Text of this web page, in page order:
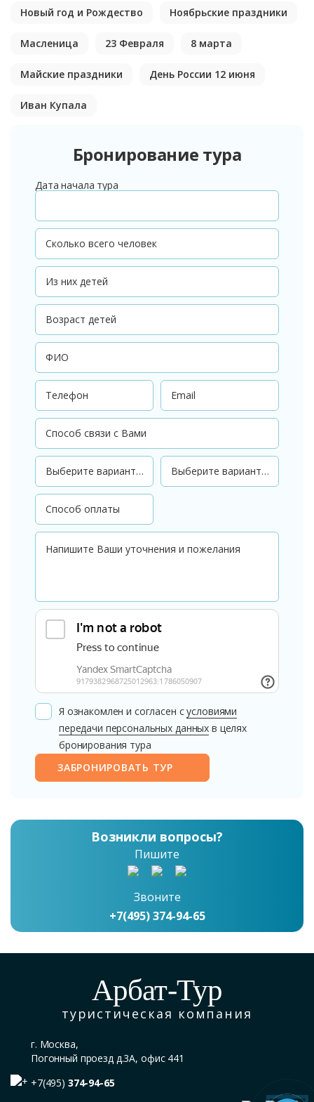
Новый год и Рождество Ноябрьские праздники
Масленица 23 Февраля 8 марта
Майские праздники День России 12 июня
Иван Купала
Бронирование тура
Дата начала тура
Я ознакомлен и согласен сусловиями
передачи персональных данных в целях
бронирования тура
ЗАБРОНИРОВАТЬ ТУР
Возникли вопросы?
Пишите
Звоните
+7(495) 374-94-65
Арбат-Тур
туристическая компания
г. Москва,
Погонный проезд д.3А, офис 441
+7(495) 374-94-65